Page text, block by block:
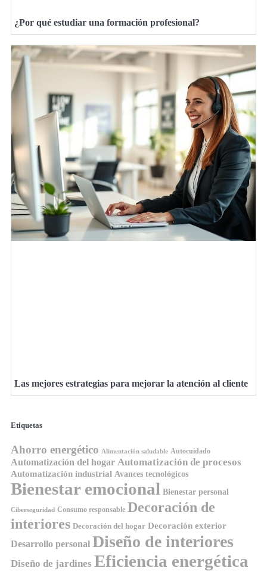
¿Por qué estudiar una formación profesional?
Las mejores estrategias para mejorar la atención al cliente
Etiquetas
Ahorro energético Alimentación saludable Autocuidado
Automatización del hogar Automatización de procesos
Automatización industrial Avances tecnológicos
Bienestar emocional Bienestar personal
Ciberseguridad Consumo responsable Decoración de
interiores Decoración del hogar Decoración exterior
Desarrollo personal Diseño de interiores
Diseño de jardines Eficiencia energética